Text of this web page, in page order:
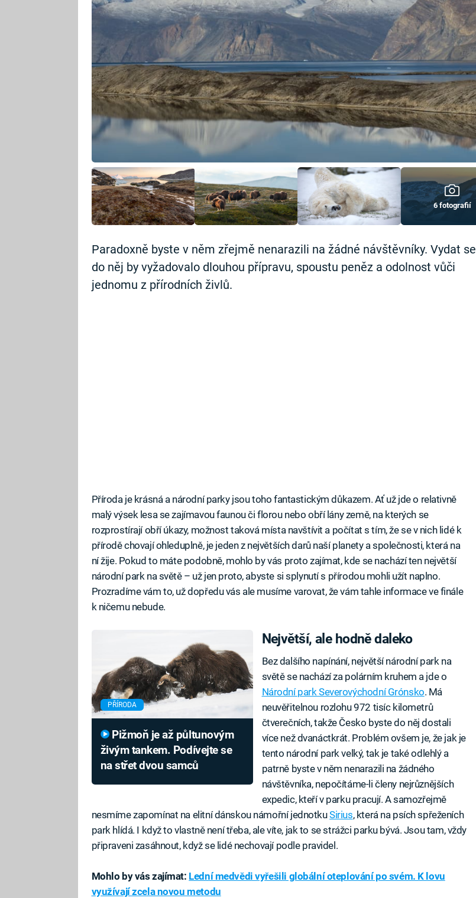
6 fotografií
Paradoxně byste v něm zřejmě nenarazili na žádné návštěvníky. Vydat se
do něj by vyžadovalo dlouhou přípravu, spoustu peněz a odolnost vůči
jednomu z přírodních živlů.
Příroda je krásná a národní parky jsou toho fantastickým důkazem. Ať už jde o relativně
malý výsek lesa se zajímavou faunou či florou nebo obří lány země, na kterých se
rozprostírají obří úkazy, možnost taková místa navštívit a počítat s tím, že se v nich lidé k
přírodě chovají ohleduplně, je jeden z největších darů naší planety a společnosti, která na
ní žije. Pokud to máte podobně, mohlo by vás proto zajímat, kde se nachází ten největší
národní park na světě – už jen proto, abyste si splynutí s přírodou mohli užít naplno.
Prozradíme vám to, už dopředu vás ale musíme varovat, že vám tahle informace ve finále
k ničemu nebude.
PŘÍRODA
Pižmoň je až půltunovým
živým tankem. Podívejte se
na střet dvou samců
Největší, ale hodně daleko
Bez dalšího napínání, největší národní park na
světě se nachází za polárním kruhem a jde o
Národní park Severovýchodní Grónsko. Má
neuvěřitelnou rozlohu 972 tisíc kilometrů
čtverečních, takže Česko byste do něj dostali
více než dvanáctkrát. Problém ovšem je, že jak je
tento národní park velký, tak je také odlehlý a
patrně byste v něm nenarazili na žádného
návštěvníka, nepočítáme-li členy nejrůznějších
expedic, kteří v parku pracují. A samozřejmě
nesmíme zapomínat na elitní dánskou námořní jednotkuSirius, která na psích spřeženích
park hlídá. I když to vlastně není třeba, ale víte, jak to se strážci parku bývá. Jsou tam, vždy
připraveni zasáhnout, když se lidé nechovají podle pravidel.
Mohlo by vás zajímat: Lední medvědi vyřešili globální oteplování po svém. K lovu
využívají zcela novou metodu